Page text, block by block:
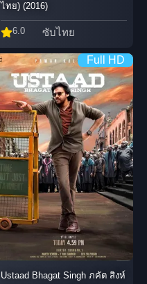
ไทย) (2016)
6.0 ซับไทย
Full HD
Ustaad Bhagat Singh ภคัต สิงห์